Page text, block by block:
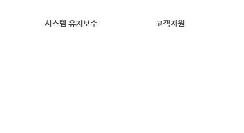
시스템 유지보수 고객지원